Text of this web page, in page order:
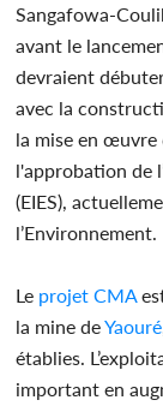
Sangafowa-
avant le
devraient
avec la
la mise en œuvre
l'approbation de
(EIES),
l’Environnement.
Le projet CMA
la mine deYaouré
établies.
important en